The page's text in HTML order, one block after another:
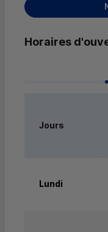
Horaires
Jours
Lundi